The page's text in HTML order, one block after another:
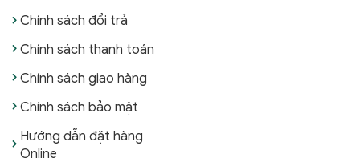
Chính sách đổi trả
Chính sách thanh toán
Chính sách giao hàng
Chính sách bảo mật
Hướng dẫn đặt hàng
Online